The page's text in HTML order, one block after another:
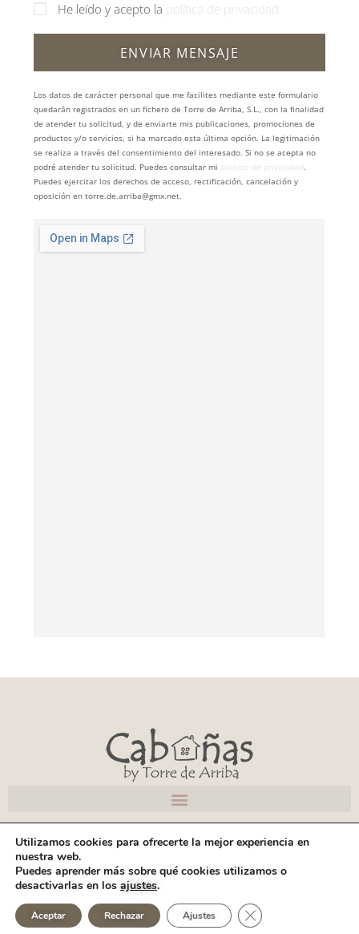
He leído y acepto la política de privacidad
ENVIAR MENSAJE
Los datos de carácter personal que me facilites mediante este formulario
quedarán registrados en un fichero de Torre de Arriba, S.L., con la finalidad
de atender tu solicitud, y de enviarte mis publicaciones, promociones de
productos y/o servicios, si ha marcado esta última opción. La legitimación
se realiza a través del consentimiento del interesado. Si no se acepta no
podré atender tu solicitud. Puedes consultar mi política de privacidad.
Puedes ejercitar los derechos de acceso, rectificación, cancelación y
oposición en torre.de.arriba@gmx.net.
| |
Aviso Legal
Web Diseñada por Love Estudio
Copyright © 2026 – Torre de Arriba, S.L. · Todos los derechos reservados.
Utilizamos cookies para ofrecerte la mejor experiencia en
nuestra web.
Puedes aprender más sobre qué cookies utilizamos o
desactivarlas en los ajustes.
Aceptar Rechazar Ajustes Cerrar el banner de